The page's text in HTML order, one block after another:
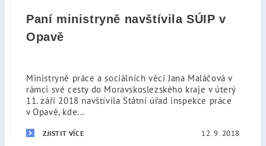
Paní ministryně navštívila SÚIP v
Opavě
Ministryně práce a sociálních věcí Jana Maláčová v
rámci své cesty do Moravskoslezského kraje v úterý
11. září 2018 navštívila Státní úřad inspekce práce
v Opavě, kde...
ZJISTIT VÍCE 12. 9. 2018